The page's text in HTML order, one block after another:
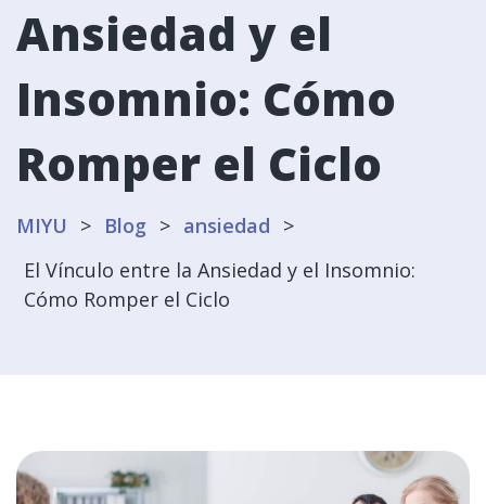
Ansiedad y el
Insomnio: Cómo
Romper el Ciclo
MIYU > Blog > ansiedad >
El Vínculo entre la Ansiedad y el Insomnio:
Cómo Romper el Ciclo